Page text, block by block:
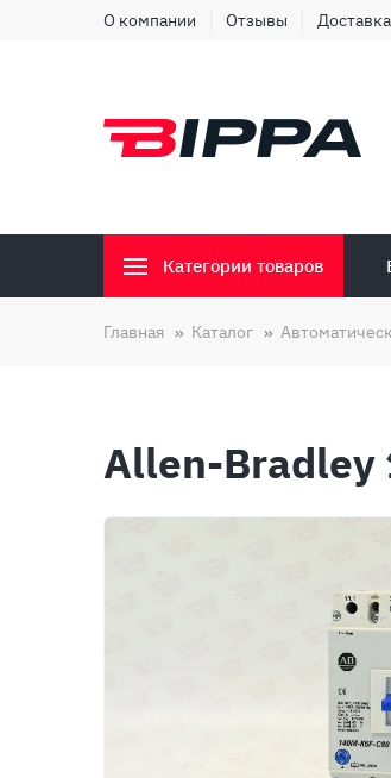
О компании Отзывы Доставка
Категории товаров
Главная Каталог
Allen-Bradley